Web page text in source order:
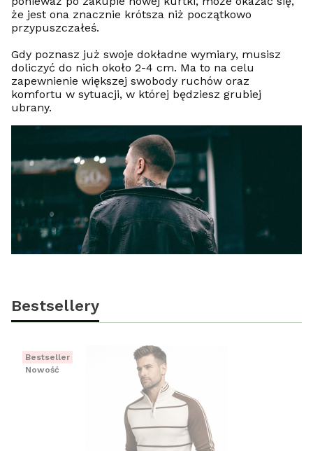
że jest ona znacznie krótsza niż początkowo
przypuszczałeś.
Gdy poznasz już swoje dokładne wymiary, musisz
doliczyć do nich około 2-4 cm. Ma to na celu
zapewnienie większej swobody ruchów oraz
komfortu w sytuacji, w której będziesz grubiej
ubrany.
Bestsellery
Bestseller
Nowość